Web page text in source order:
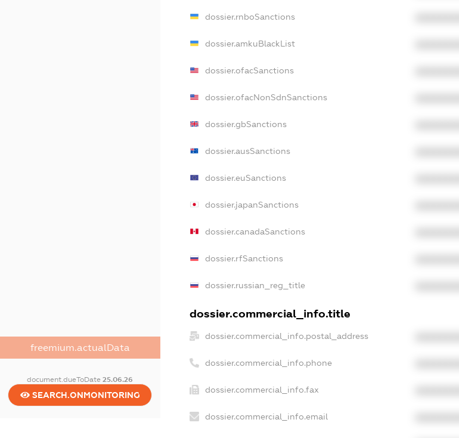
freemium.actualData
document.dueToDate25.06.26
SEARCH.ONMONITORING
dossier.rnboSanctions
dossier.amkuBlackList
dossier.ofacSanctions
dossier.ofacNonSdnSanctions
dossier.gbSanctions
dossier.ausSanctions
dossier.euSanctions
dossier.japanSanctions
dossier.canadaSanctions
dossier.rfSanctions
dossier.russian_reg_title
dossier.commercial_info.title
dossier.commercial_info.postal_address
dossier.commercial_info.phone
dossier.commercial_info.fax
dossier.commercial_info.email